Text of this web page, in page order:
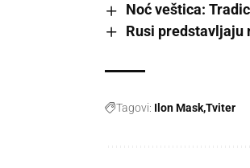
Noć veštica:
Rusi predstavljaju
Tagovi: Ilon MaskTviter